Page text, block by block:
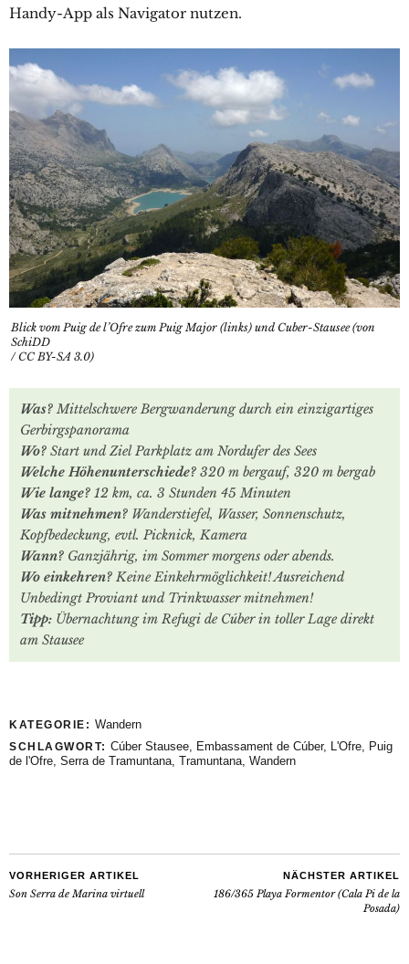
Handy-App als Navigator nutzen.
Blick vom Puig de l’Ofre zum Puig Major (links) und Cuber-Stausee (von
SchiDD
/ CC BY-SA 3.0)
Was?Mittelschwere Bergwanderung durch ein einzigartiges
Gerbirgspanorama
Wo? Start und Ziel Parkplatz am Nordufer des Sees
Welche Höhenunterschiede? 320 m bergauf, 320 m bergab
Wie lange? 12 km, ca. 3 Stunden 45 Minuten
Was mitnehmen? Wanderstiefel, Wasser, Sonnenschutz,
Kopfbedeckung, evtl. Picknick, Kamera
Wann? Ganzjährig, im Sommer morgens oder abends.
Wo einkehren? Keine Einkehrmöglichkeit! Ausreichend
Unbedingt Proviant und Trinkwasser mitnehmen!
Tipp: Übernachtung im Refugi de Cúber in toller Lage direkt
am Stausee
KATEGORIE: Wandern
SCHLAGWORT: Cúber Stausee, Embassament de Cúber, L'Ofre, Puig
de l'Ofre, Serra de Tramuntana, Tramuntana, Wandern
VORHERIGER ARTIKEL
Son Serra de Marina virtuell
NÄCHSTER ARTIKEL
186/365 Playa Formentor (Cala Pi de la
Posada)